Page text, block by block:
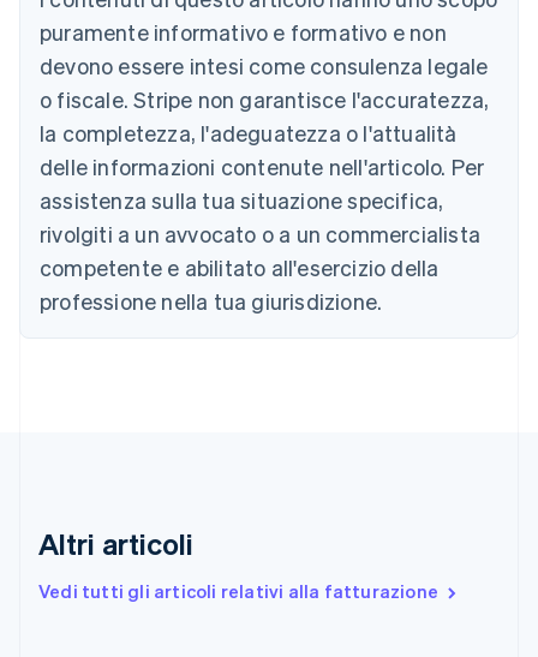
puramente informativo e formativo e non
devono essere intesi come consulenza legale
o fiscale. Stripe non garantisce l'accuratezza,
la completezza, l'adeguatezza o l'attualità
delle informazioni contenute nell'articolo. Per
assistenza sulla tua situazione specifica,
rivolgiti a un avvocato o a un commercialista
competente e abilitato all'esercizio della
professione nella tua giurisdizione.
Altri articoli
Vedi tutti gli articoli relativi alla fatturazione
Português English
Bulgaria
English
Canada
Cina continentale
简体中文English
Cipro
English
Croazia
EnglishItaliano
Danimarca
English
Emirati Arabi Uniti
Germania
Deutsch English
Giappone